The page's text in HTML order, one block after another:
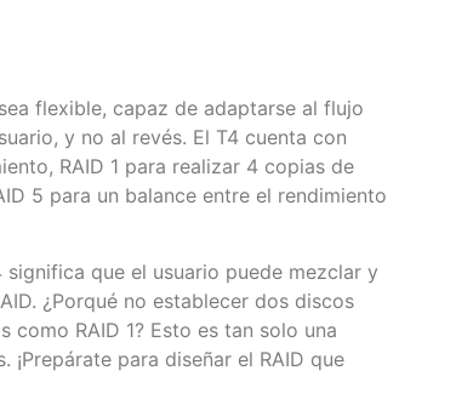
flexible, capaz de adaptarse al flujo
y no al revés. El T4 cuenta con
RAID 1 para realizar 4 copias de
5 para un balance entre el rendimiento
que el usuario puede mezclar y
¿Porqué no establecer dos discos
como RAID 1? Esto es tan solo una
para diseñar el RAID que